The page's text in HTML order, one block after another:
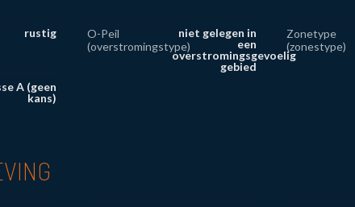
rustig
O-Peil
(overstromingstype)
niet gelegen in
een
overstromingsgevoelig
gebied
Zonetype
(zonestype)
A (geen
kans)